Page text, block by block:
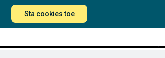
Sta cookies toe